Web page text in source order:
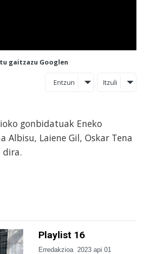
gaitzazu Googlen
Entzun Itzuli
gonbidatuak Eneko
Albisu, Laiene Gil, Oskar Tena
dira.
Playlist 16
Erredakzioa 2023 api 01